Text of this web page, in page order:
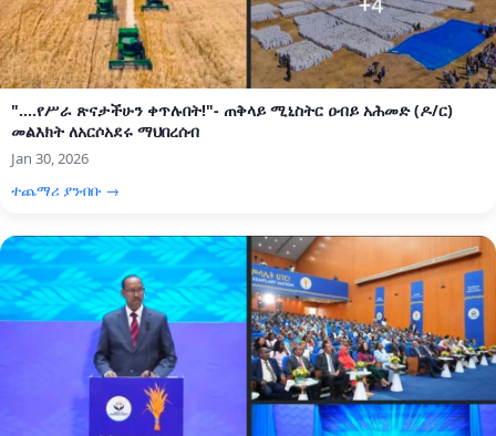
"....የሥራ ጽናታችሁን ቀጥሉበት!"- ጠቅላይ ሚኒስትር ዐብይ አሕመድ (ዶ/ር)
መልእክት ለአርሶአደሩ ማህበረሰብ
Jan 30, 2026
ተጨማሪ ያንብቡ →